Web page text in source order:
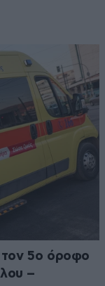
τον 5ο όροφο
–